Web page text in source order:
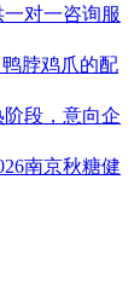
对一咨询服
脖鸡爪的配
段，意向企
南京秋糖健